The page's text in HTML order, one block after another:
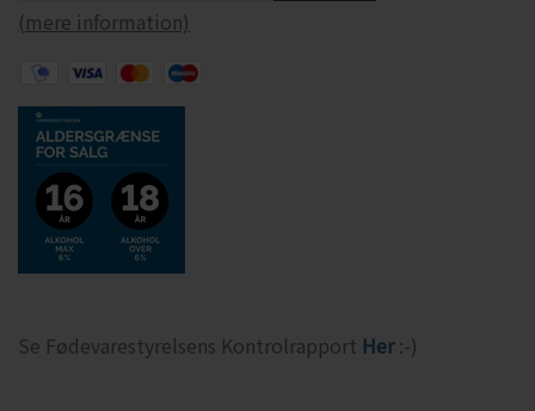
(mere information)
Se Fødevarestyrelsens Kontrolrapport Her:-)